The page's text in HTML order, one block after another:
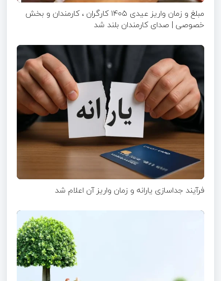
مبلغ و زمان واریز عیدی ۱۴۰۵ کارگران ، کارمندان و بخش
خصوصی | صدای کارمندان بلند شد
فرآیند جداسازی یارانه و زمان واریز آن اعلام شد